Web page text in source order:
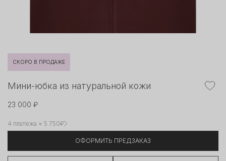
СКОРО В ПРОДАЖЕ
Мини-юбка из натуральной кожи
23 000 ₽
4 платежа × 5 750₽
ОФОРМИТЬ ПРЕДЗАКАЗ